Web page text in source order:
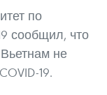
по
сообщил, что
не
19.